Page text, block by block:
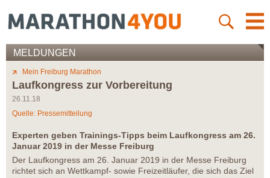
MELDUNGEN
Mein Freiburg Marathon
Laufkongress zur Vorbereitung
26.11.18
Quelle: Pressemitteilung
Experten geben Trainings-Tipps beim Laufkongress am 26.
Januar 2019 in der Messe Freiburg
Der Laufkongress am 26. Januar 2019 in der Messe Freiburg
richtet sich an Wettkampf- sowie Freizeitläufer, die sich das Ziel